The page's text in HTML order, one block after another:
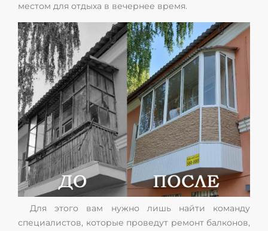
местом для отдыха в вечернее время.
Для этого вам нужно лишь найти команду
специалистов, которые проведут ремонт балконов,